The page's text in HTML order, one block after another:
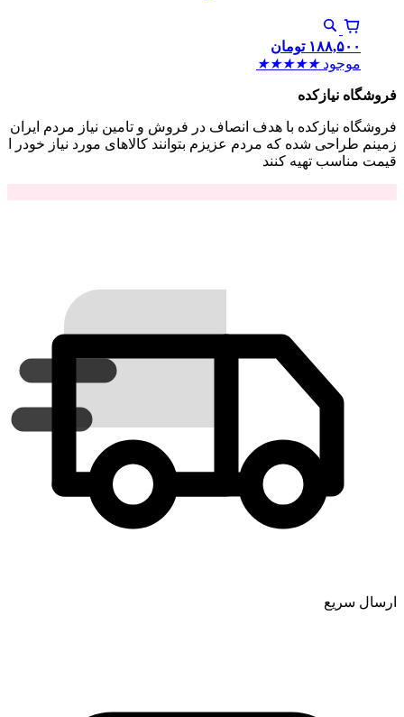
۱۸۸,۵۰۰ تومان
موجود ★
★
★
★
★
فروشگاه نیازکده
فروشگاه نیازکده با هدف انصاف در فروش و تامین نیاز مردم ایران
زمینم طراحی شده که مردم عزیزم بتوانند کالاهای مورد نیاز خودر ا
قیمت مناسب تهیه کنند
ارسال سریع